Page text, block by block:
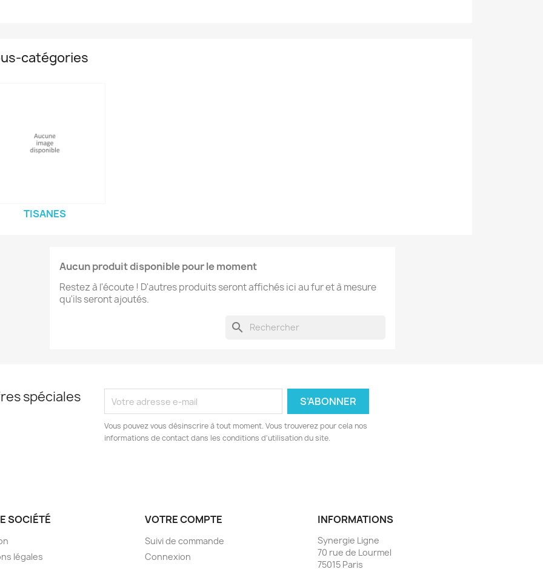
catégories
TISANES
Aucun produit disponible pour le moment
Restez à l'écoute ! D'autres produits seront affichés ici au fur et à mesure
qu'ils seront ajoutés.
search
spéciales
Vous pouvez vous désinscrire à tout moment. Vous trouverez pour cela nos
informations de contact dans les conditions d'utilisation du site.
SOCIÉTÉ
légales
VOTRE COMPTE
Suivi de commande
Connexion
INFORMATIONS
Synergie Ligne
70 rue de Lourmel
75015 Paris